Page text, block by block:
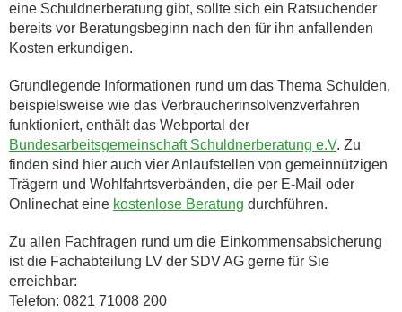
eine Schuldnerberatung gibt, sollte sich ein Ratsuchender
bereits vor Beratungsbeginn nach den für ihn anfallenden
Kosten erkundigen.
Grundlegende Informationen rund um das Thema Schulden,
beispielsweise wie das Verbraucherinsolvenzverfahren
funktioniert, enthält das Webportal der
Bundesarbeitsgemeinschaft Schuldnerberatung e.V. Zu
finden sind hier auch vier Anlaufstellen von gemeinnützigen
Trägern und Wohlfahrtsverbänden, die per E-Mail oder
Onlinechat eine kostenlose Beratung durchführen.
Zu allen Fachfragen rund um die Einkommensabsicherung
ist die Fachabteilung LV der SDV AG gerne für Sie
erreichbar:
Telefon: 0821 71008 200